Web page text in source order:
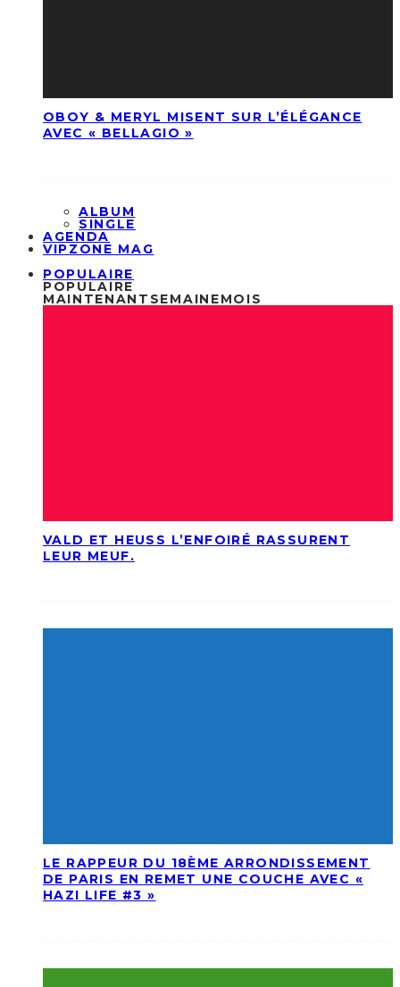
OBOY & MERYL MISENT SUR L’ÉLÉGANCE
AVEC « BELLAGIO »
ALBUM
SINGLE
AGENDA
VIPZONE MAG
POPULAIRE
POPULAIRE
MAINTENANT SEMAINEMOIS
VALD ET HEUSS L’ENFOIRÉ RASSURENT
LEUR MEUF.
LE RAPPEUR DU 18ÈME ARRONDISSEMENT
DE PARIS EN REMET UNE COUCHE AVEC «
HAZI LIFE #3 »